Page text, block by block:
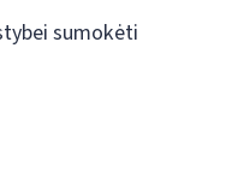
sumokėti